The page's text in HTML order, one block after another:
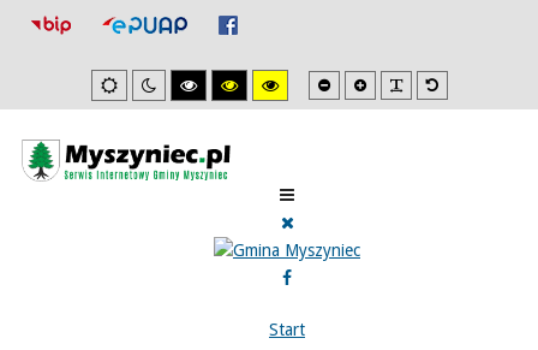
Ustawienia
domyslne
Tryb
nocny
Wysoki
kontrast
Wysoki
kontrast
Wysoki
kontrast
Mniejsza
czcionka
Zwiększona
czcionka
Domyślna
czcionka
Start